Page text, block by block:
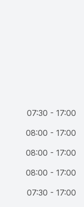
07:30 - 17:00
08:00 - 17:00
08:00 - 17:00
08:00 - 17:00
07:30 - 17:00